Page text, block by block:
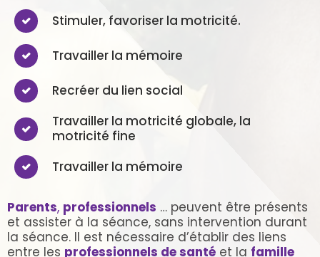
Stimuler, favoriser la motricité.
Travailler la mémoire
Recréer du lien social
Travailler la motricité globale, la
motricité fine
Travailler la mémoire
Parents, professionnels … peuvent être présents
et assister à la séance, sans intervention durant
la séance. Il est nécessaire d’établir des liens
entre les professionnels de santé et la famille